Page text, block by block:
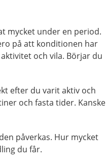
mycket under en period.
på att konditionen har
och vila. Börjar du
efter du varit aktiv och
och fasta tider. Kanske
påverkas. Hur mycket
du får.